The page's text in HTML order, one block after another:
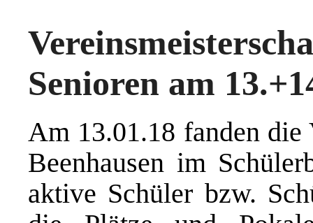
Senioren am
Am 13.01.18 fanden die
Beenhausen im
aktive Schüler bzw.